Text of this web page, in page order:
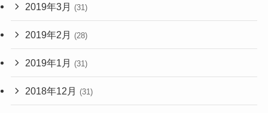
2019年3月 (31)
2019年2月 (28)
2019年1月 (31)
2018年12月 (31)